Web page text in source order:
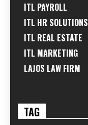
ITL PAYROLL
ITL HR SOLUTIONS
ITL REAL ESTATE
ITL MARKETING
LAJOS LAW FIRM
TAG